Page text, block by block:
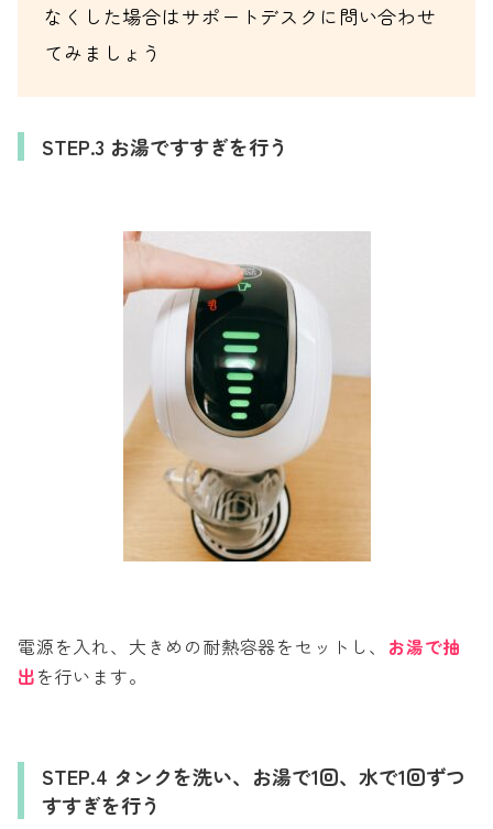
なくした場合はサポートデスクに問い合わせ
てみましょう
STEP.3 お湯ですすぎを行う
電源を入れ、大きめの耐熱容器をセットし、 お湯で抽
出を行います。
STEP.4 タンクを洗い、お湯で1回、水で1回ずつ
すすぎを行う